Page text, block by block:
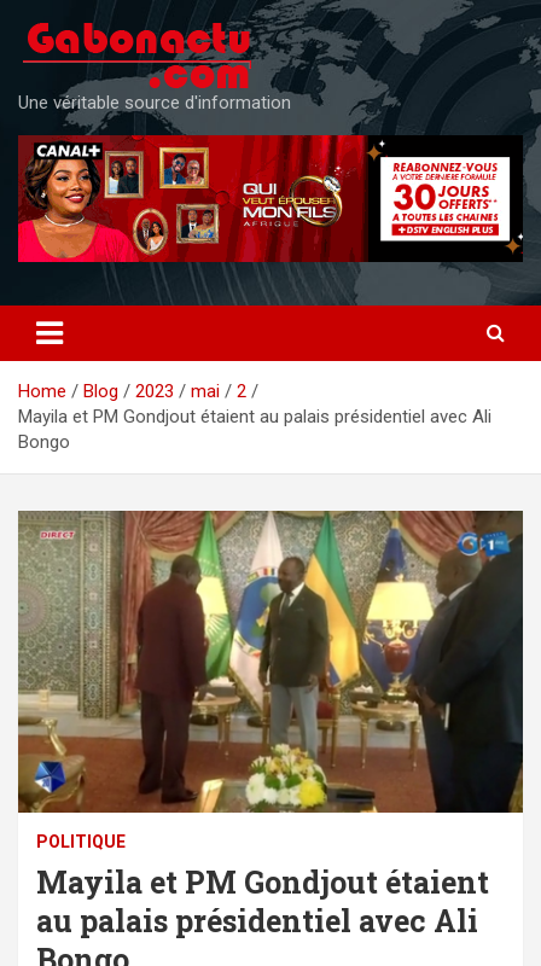
content
Une véritable source d'information
Home Blog 2023 mai
2
Mayila et PM Gondjout étaient au palais présidentiel avec Ali
Bongo
POLITIQUE
Mayila et PM Gondjout étaient
au palais présidentiel avec Ali